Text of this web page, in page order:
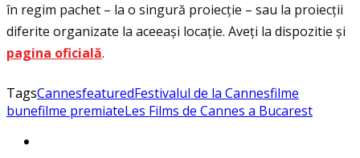
în regim pachet – la o singură proiecție – sau la proiecții
diferite organizate la aceeași locație. Aveţi la dispozitie și
pagina oficială.
TagsCannesfeaturedFestivalul de la Cannesfilme
bunefilme premiateLes Films de Cannes a Bucarest